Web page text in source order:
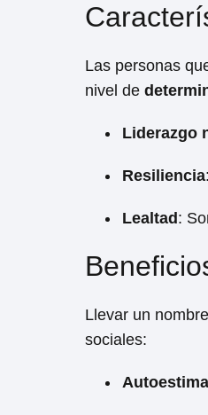
Las personas
nivel de
Liderazgo
Resiliencia
Lealtad :
Llevar un
sociales:
Autoestima